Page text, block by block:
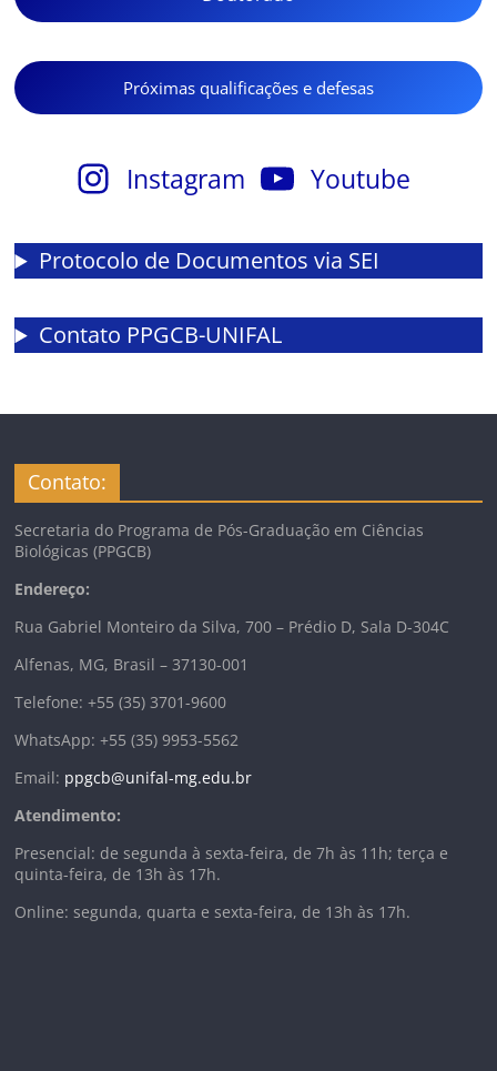
Próximas qualificações e defesas
Instagram Youtube
Protocolo de Documentos via SEI
Contato PPGCB-UNIFAL
Contato:
Secretaria do Programa de Pós-Graduação em Ciências
Biológicas (PPGCB)
Endereço:
Rua Gabriel Monteiro da Silva, 700 – Prédio D, Sala D-304C
Alfenas, MG, Brasil – 37130-001
Telefone: +55 (35) 3701-9600
WhatsApp: +55 (35) 9953-5562
Email: ppgcb@unifal-mg.edu.br
Atendimento:
Presencial: de segunda à sexta-feira, de 7h às 11h; terça e
quinta-feira, de 13h às 17h.
Online: segunda, quarta e sexta-feira, de 13h às 17h.